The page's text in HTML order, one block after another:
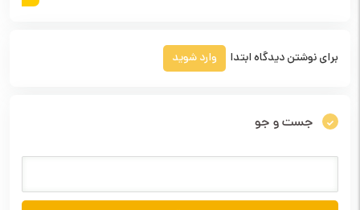
برای نوشتن دیدگاه ابتدا وارد شوید
جست و جو